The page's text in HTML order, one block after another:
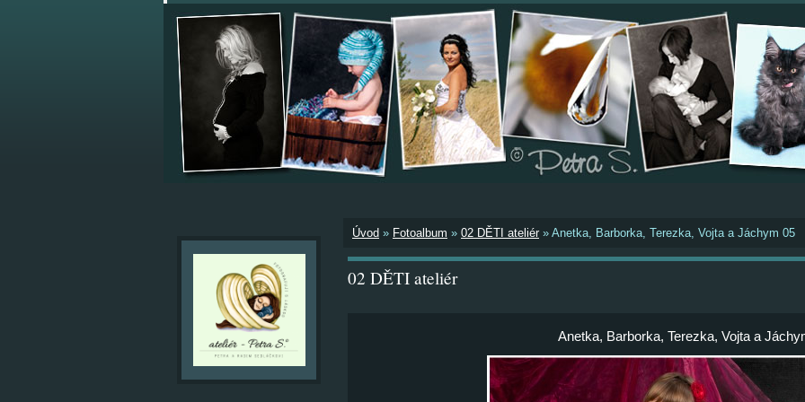
Úvod » Fotoalbum » 02 DĚTI ateliér » Anetka, Barborka, Terezka, Vojta a Jáchym 05
02 DĚTI ateliér
Anetka, Barborka, Terezka, Vojta a